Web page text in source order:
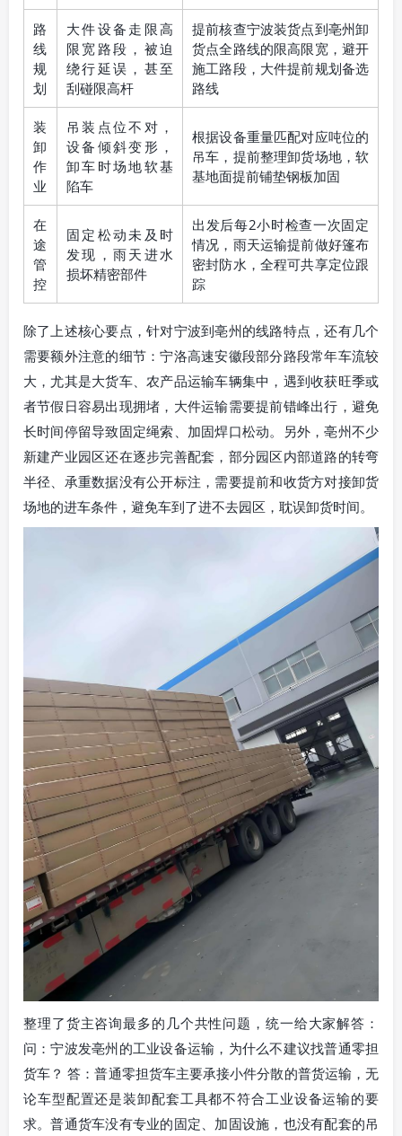
路
线
规
划
大件设备走限高
限宽路段，被迫
绕行延误，甚至
刮碰限高杆
提前核查宁波装货点到亳州卸
货点全路线的限高限宽，避开
施工路段，大件提前规划备选
路线
装
卸
作
业
吊装点位不对，
设备倾斜变形，
卸车时场地软基
陷车
根据设备重量匹配对应吨位的
吊车，提前整理卸货场地，软
基地面提前铺垫钢板加固
在
途
管
控
固定松动未及时
发现，雨天进水
损坏精密部件
出发后每2小时检查一次固定
情况，雨天运输提前做好篷布
密封防水，全程可共享定位跟
踪
除了上述核心要点，针对宁波到亳州的线路特点，还有几个
需要额外注意的细节：宁洛高速安徽段部分路段常年车流较
大，尤其是大货车、农产品运输车辆集中，遇到收获旺季或
者节假日容易出现拥堵，大件运输需要提前错峰出行，避免
长时间停留导致固定绳索、加固焊口松动。另外，亳州不少
新建产业园区还在逐步完善配套，部分园区内部道路的转弯
半径、承重数据没有公开标注，需要提前和收货方对接卸货
场地的进车条件，避免车到了进不去园区，耽误卸货时间。
整理了货主咨询最多的几个共性问题，统一给大家解答：
问：宁波发亳州的工业设备运输，为什么不建议找普通零担
货车？ 答：普通零担货车主要承接小件分散的普货运输，无
论车型配置还是装卸配套工具都不符合工业设备运输的要
求。普通货车没有专业的固定、加固设施，也没有配套的吊